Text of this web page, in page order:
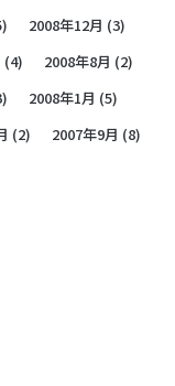
2008年12月 (3)
(4) 2008年8月 (2)
2008年1月 (5)
(2) 2007年9月 (8)